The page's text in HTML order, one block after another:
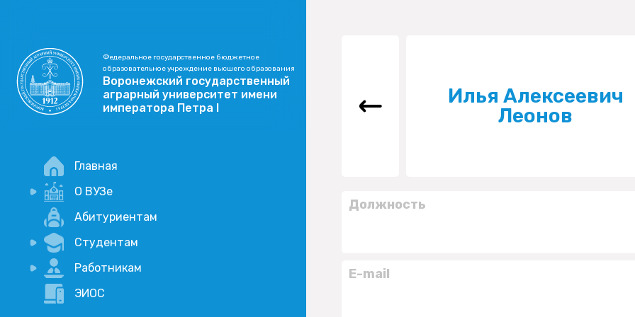
Федеральное государственное бюджетное
образовательное учреждение высшего образования
Воронежский государственный
аграрный университет имени
императора Петра I
Главная
О ВУЗе
Новости
Учебный процесс
Научная деятельность
Абитуриентам
Студентам
Портал дистанционого обучения
Академические отпуска
Работникам
Внимание, опрос!
ЭИОС
Илья Алексеевич
Леонов
Должность
E-mail